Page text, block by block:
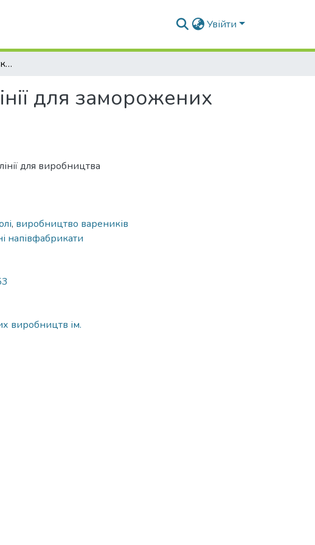
Увійти
Обгрунтування конструкції технологічної лінії для заморожених рублених напівфабрикатів
для заморожених
для виробництва
, виробництво вареників
напівфабрикати
виробництв ім.